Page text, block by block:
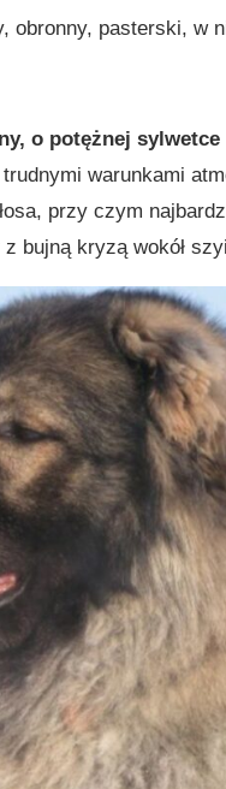
obronny, pasterski, w
o potężnej sylwetce
warunkami
przy czym
bujną kryzą wokół